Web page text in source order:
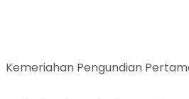
Kemeriahan Pengundian